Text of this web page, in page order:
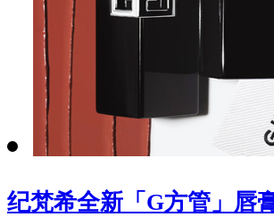
纪梵希全新「G方管」唇